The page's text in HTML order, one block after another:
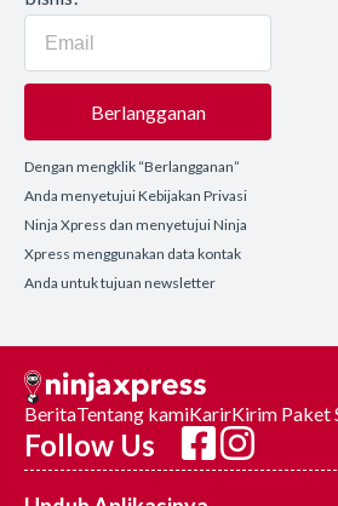
Berlangganan
Dengan mengklik “Berlangganan”
Anda menyetujui Kebijakan Privasi
Ninja Xpress dan menyetujui Ninja
Xpress menggunakan data kontak
Anda untuk tujuan newsletter
BeritaTentang kamiKarirKirim Paket
Follow Us